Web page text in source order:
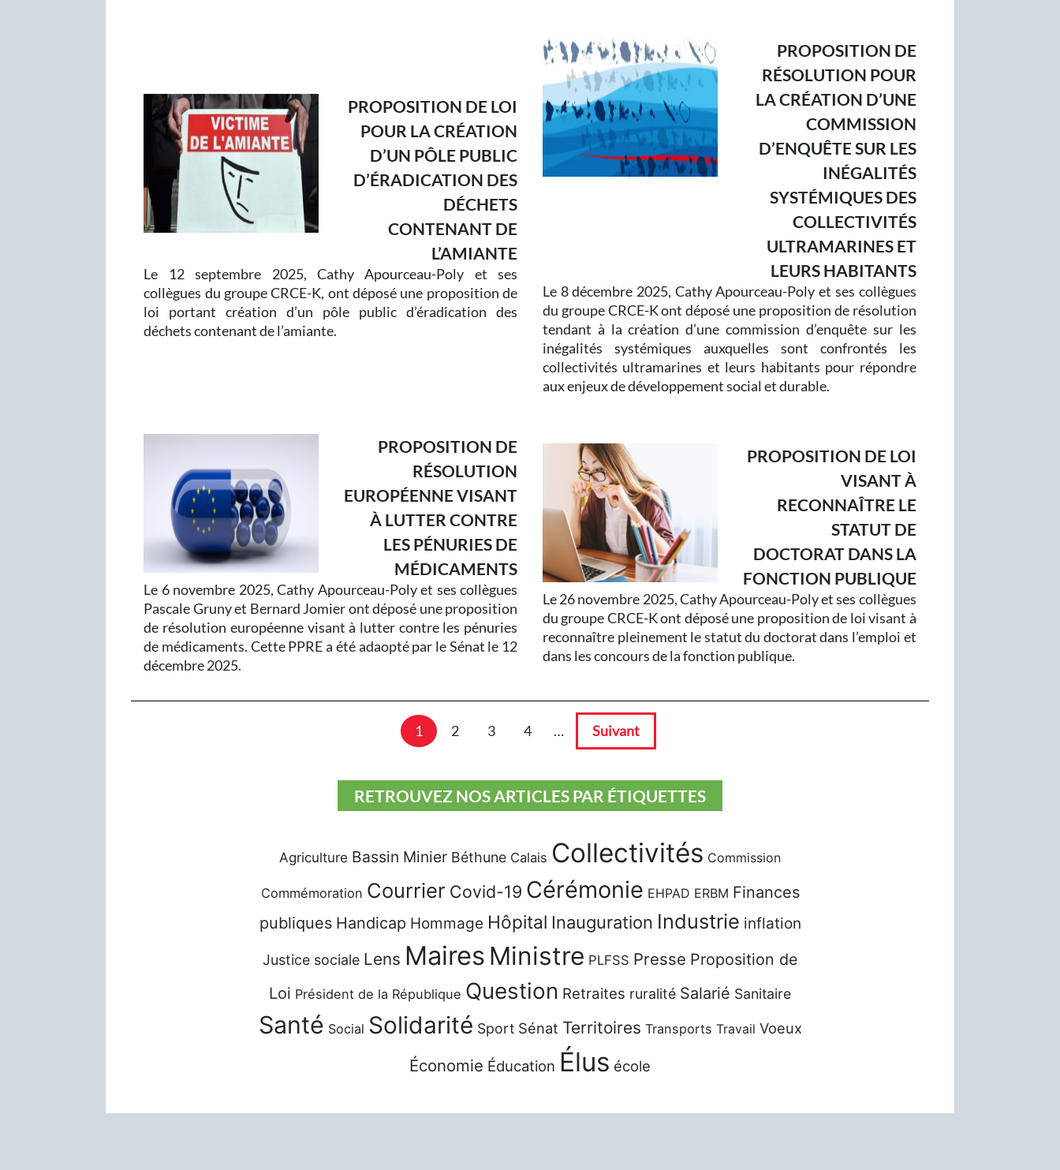
PROPOSITION DE LOI
POUR LA CRÉATION
D’UN PÔLE PUBLIC
D’ÉRADICATION DES
DÉCHETS
CONTENANT DE
L’AMIANTE
Le 12 septembre 2025, Cathy Apourceau-Poly et ses
collègues du groupe CRCE-K, ont déposé une proposition de
loi portant création d’un pôle public d’éradication des
déchets contenant de l’amiante.
PROPOSITION DE
RÉSOLUTION POUR
LA CRÉATION D’UNE
COMMISSION
D’ENQUÊTE SUR LES
INÉGALITÉS
SYSTÉMIQUES DES
COLLECTIVITÉS
ULTRAMARINES ET
LEURS HABITANTS
Le 8 décembre 2025, Cathy Apourceau-Poly et ses collègues
du groupe CRCE-K ont déposé une proposition de résolution
tendant à la création d’une commission d’enquête sur les
inégalités systémiques auxquelles sont confrontés les
collectivités ultramarines et leurs habitants pour répondre
aux enjeux de développement social et durable.
PROPOSITION DE
RÉSOLUTION
EUROPÉENNE VISANT
À LUTTER CONTRE
LES PÉNURIES DE
MÉDICAMENTS
Le 6 novembre 2025, Cathy Apourceau-Poly et ses collègues
Pascale Gruny et Bernard Jomier ont déposé une proposition
de résolution européenne visant à lutter contre les pénuries
de médicaments. Cette PPRE a été adaopté par le Sénat le 12
décembre 2025.
PROPOSITION DE LOI
VISANT À
RECONNAÎTRE LE
STATUT DE
DOCTORAT DANS LA
FONCTION PUBLIQUE
Le 26 novembre 2025, Cathy Apourceau-Poly et ses collègues
du groupe CRCE-K ont déposé une proposition de loi visant à
reconnaître pleinement le statut du doctorat dans l’emploi et
dans les concours de la fonction publique.
1 2 3 4 … Suivant
RETROUVEZ NOS ARTICLES PAR ÉTIQUETTES
Agriculture Bassin Minier Béthune Calais Collectivités Commission
Commémoration Courrier Covid-19 Cérémonie EHPAD ERBM Finances
publiques Handicap Hommage Hôpital Inauguration Industrie inflation
Justice sociale Lens Maires Ministre PLFSS Presse Proposition de
Loi Président de la République Question Retraites ruralité Salarié Sanitaire
Santé Social Solidarité Sport Sénat Territoires Transports Travail Voeux
Économie Éducation Élus école